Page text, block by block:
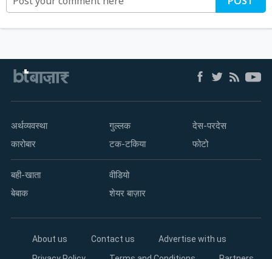
अर्थव्यवस्था
कारोबार
गुल्लक
टक-टकिया
देस-परदेस
फोटो
बही-खाता
बेबाक
वीडियो
शेयर बाज़ार
About us Contact us
Advertise with us